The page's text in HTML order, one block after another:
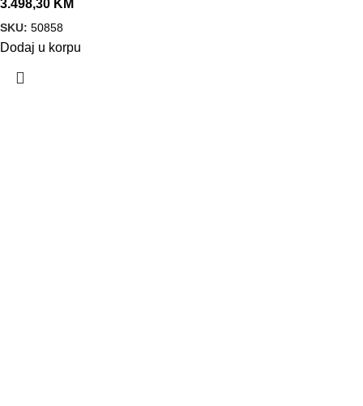
3.498,30 KM
SKU: 50858
Dodaj u korpu